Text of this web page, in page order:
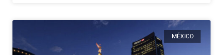
MÉXICO